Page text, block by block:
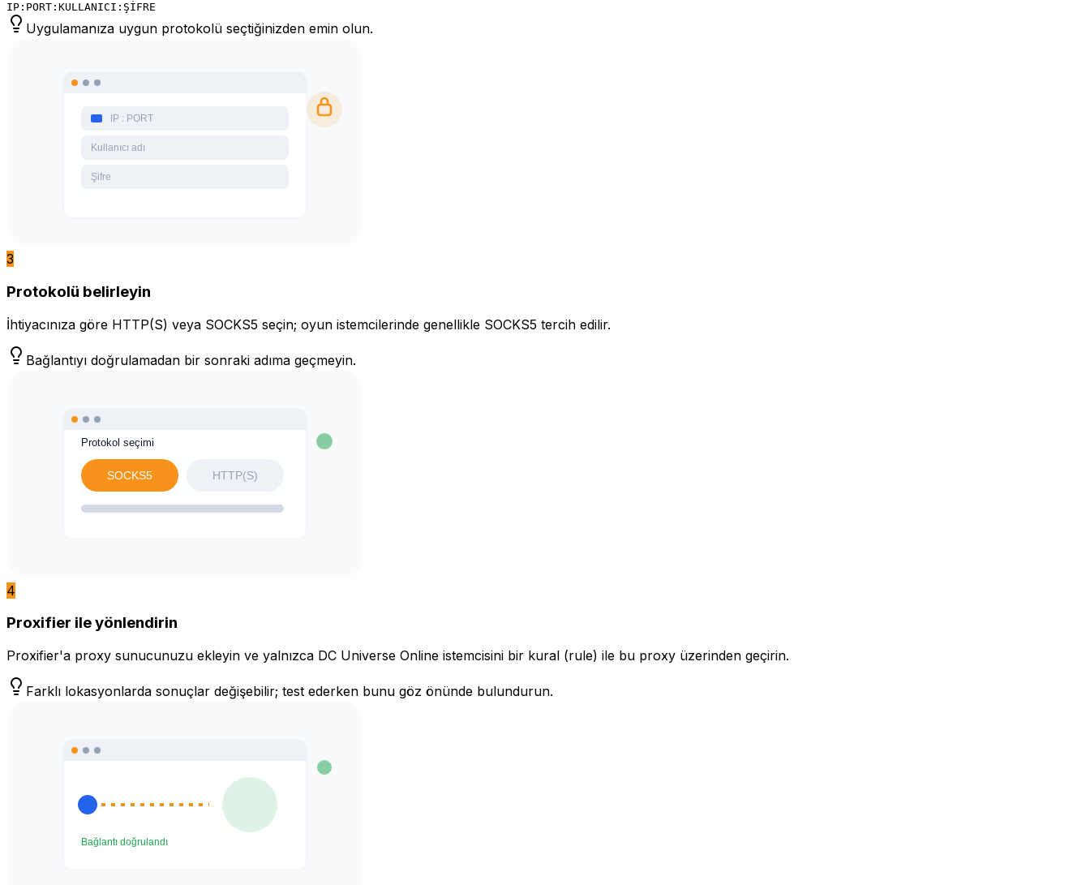
IP:PORT:KULLANICI:ŞİFRE
Uygulamanıza uygun protokolü seçtiğinizden emin olun.
3
Protokolü belirleyin
İhtiyacınıza göre HTTP(S) veya SOCKS5 seçin; oyun istemcilerinde genellikle SOCKS5 tercih edilir.
Bağlantıyı doğrulamadan bir sonraki adıma geçmeyin.
4
Proxifier ile yönlendirin
Proxifier'a proxy sunucunuzu ekleyin ve yalnızca DC Universe Online istemcisini bir kural (rule) ile bu proxy üzerinden geçirin.
Farklı lokasyonlarda sonuçlar değişebilir; test ederken bunu göz önünde bulundurun.